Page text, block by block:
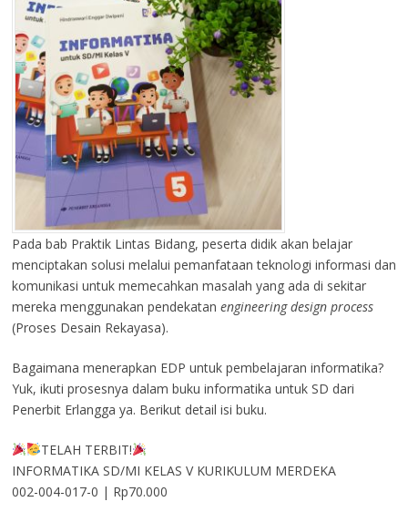
Pada bab Praktik Lintas Bidang, peserta didik akan belajar
menciptakan solusi melalui pemanfataan teknologi informasi dan
komunikasi untuk memecahkan masalah yang ada di sekitar
mereka menggunakan pendekatan engineering design process
(Proses Desain Rekayasa).
Bagaimana menerapkan EDP untuk pembelajaran informatika?
Yuk, ikuti prosesnya dalam buku informatika untuk SD dari
Penerbit Erlangga ya. Berikut detail isi buku.
TELAH TERBIT!
INFORMATIKA SD/MI KELAS V KURIKULUM MERDEKA
002-004-017-0 | Rp70.000